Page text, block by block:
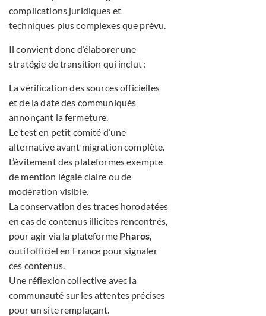
complications juridiques et
techniques plus complexes que prévu.
Il convient donc d’élaborer une
stratégie de transition qui inclut :
La vérification des sources officielles
et de la date des communiqués
annonçant la fermeture.
Le test en petit comité d’une
alternative avant migration complète.
L’évitement des plateformes exempte
de mention légale claire ou de
modération visible.
La conservation des traces horodatées
en cas de contenus illicites rencontrés,
pour agir via la plateforme Pharos
outil officiel en France pour signaler
ces contenus.
Une réflexion collective avec la
communauté sur les attentes précises
pour un site remplaçant.